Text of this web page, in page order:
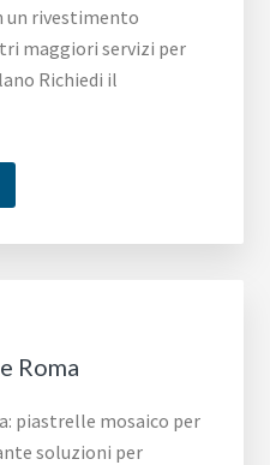
un rivestimento
maggiori servizi per
Richiedi il
Roma
piastrelle mosaico per
soluzioni per